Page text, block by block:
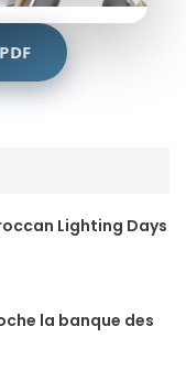
Lighting Days
la banque des